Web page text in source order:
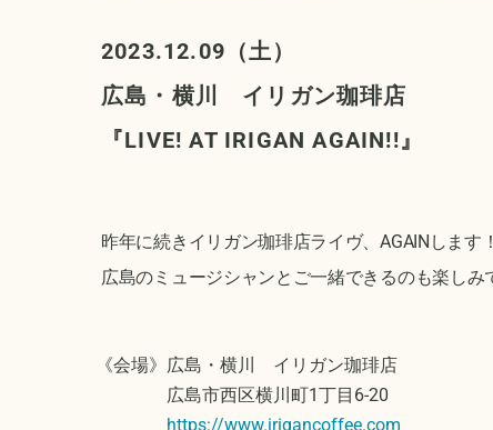
2023.12.09（土）
広島・横川 イリガン珈琲店
『LIVE! AT IRIGAN AGAIN!!』
昨年に続きイリガン珈琲店ライヴ、AGAINします！
広島のミュージシャンとご一緒できるのも楽しみ
《会場》広島・横川 イリガン珈琲店
広島市西区横川町1丁目6-20
https://www.irigancoffee.com